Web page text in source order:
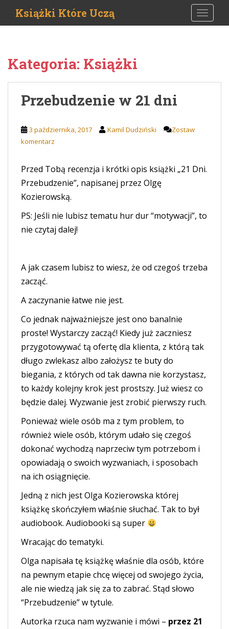
i
Książki Które Uczą
Kategoria: Książki
Przebudzenie w 21 dni
3 października, 2017 Kamil Dudziński
Zostaw
komentarz
Przed Tobą recenzja i krótki opis książki „21 Dni.
Przebudzenie”, napisanej przez Olgę
Kozierowską.
PS: Jeśli nie lubisz tematu hur dur “motywacji”, to
nie czytaj dalej!
A jak czasem lubisz to wiesz, że od czegoś trzeba
zacząć.
A zaczynanie łatwe nie jest.
Co jednak najważniejsze jest ono banalnie
proste! Wystarczy zacząć! Kiedy już zaczniesz
przygotowywać tą ofertę dla klienta, z którą tak
długo zwlekasz albo założysz te buty do
biegania, z których od tak dawna nie korzystasz,
to każdy kolejny krok jest prostszy. Już wiesz co
będzie dalej. Wyzwanie jest zrobić pierwszy ruch.
Ponieważ wiele osób ma z tym problem, to
również wiele osób, którym udało się czegoś
dokonać wychodzą naprzeciw tym potrzebom i
opowiadają o swoich wyzwaniach, i sposobach
na ich osiągnięcie.
Jedną z nich jest Olga Kozierowska której
książkę skończyłem właśnie słuchać. Tak to był
audiobook. Audiobooki są super
Wracając do tematyki.
Olga napisała tę książkę właśnie dla osób, które
na pewnym etapie chcę więcej od swojego życia,
ale nie wiedzą jak się za to zabrać. Stąd słowo
“Przebudzenie” w tytule.
Autorka rzuca nam wyzwanie i mówi – przez 21